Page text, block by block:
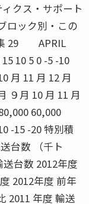
クス・サポート
ロック別・この
集 29 APRIL
10 5 0 -5 -10
月 11 月 12 月
９月 10 月 11 月
60,000
-15 -20 特別積
台数 （千ト
台数 2012年度
2012年度 前年
2011 年度 輸送